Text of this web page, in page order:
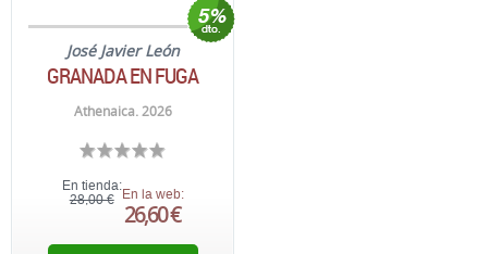
José Javier León
GRANADA EN FUGA
Athenaica. 2026
En tienda:
28,00 € En la web:
26,60 €